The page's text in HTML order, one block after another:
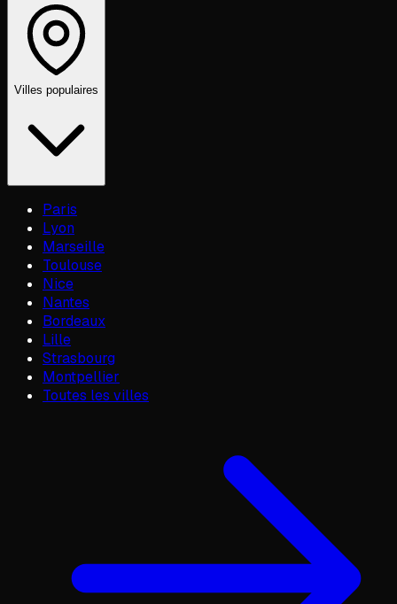
Villes populaires
Paris
Lyon
Marseille
Toulouse
Nice
Nantes
Bordeaux
Lille
Strasbourg
Montpellier
Toutes les villes